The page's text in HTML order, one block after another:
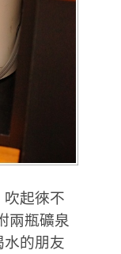
起徠不
兩瓶礦泉
水的朋友